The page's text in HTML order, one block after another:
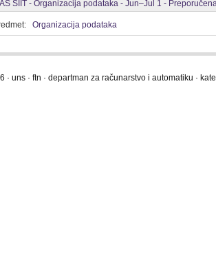
SIIT - Organizacija podataka - Jun–Jul 1 -
Organizacija podataka
· uns · ftn · departman za računarstvo i automatiku ·